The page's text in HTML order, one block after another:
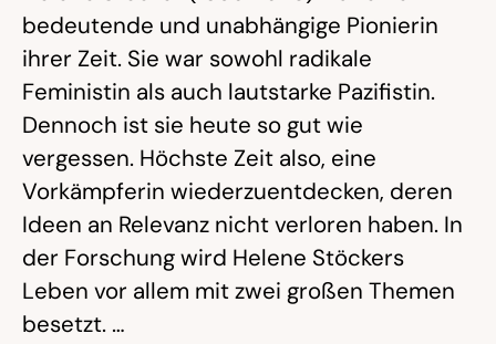
bedeutende und unabhängige Pionierin
ihrer Zeit. Sie war sowohl radikale
Feministin als auch lautstarke Pazifistin.
Dennoch ist sie heute so gut wie
vergessen. Höchste Zeit also, eine
Vorkämpferin wiederzuentdecken, deren
Ideen an Relevanz nicht verloren haben. In
der Forschung wird Helene Stöckers
Leben vor allem mit zwei großen Themen
besetzt. …